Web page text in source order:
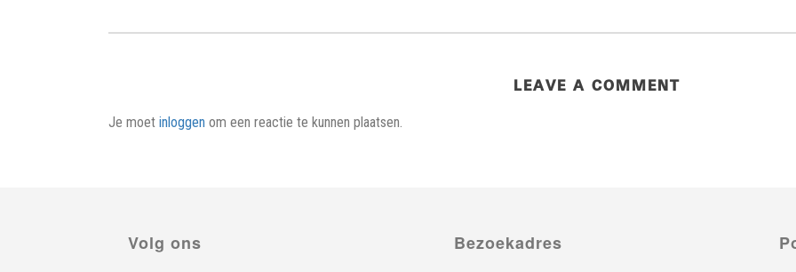
LEAVE A COMMENT
Je moet inloggen om een reactie te kunnen plaatsen.
Volg ons Bezoekadres